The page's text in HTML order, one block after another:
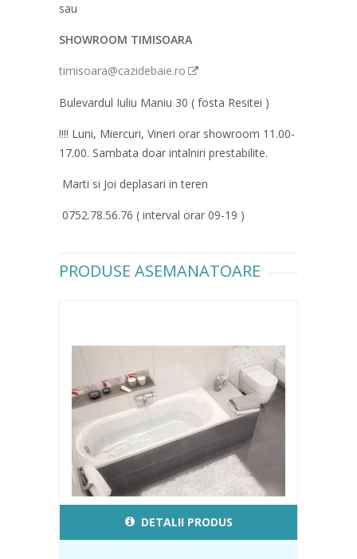
sau
SHOWROOM TIMISOARA
timisoara@cazidebaie.ro
Bulevardul Iuliu Maniu 30 ( fosta Resitei )
!!!! Luni, Miercuri, Vineri orar showroom 11.00-
17.00. Sambata doar intalniri prestabilite.
Marti si Joi deplasari in teren
0752.78.56.76 ( interval orar 09-19 )
PRODUSE ASEMANATOARE
DETALII PRODUS